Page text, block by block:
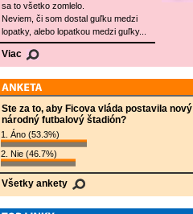
sa to všetko zomlelo.
Neviem, či som dostal guľku medzi
lopatky, alebo lopatkou medzi guľky...
Viac
Ste za to, aby Ficova vláda postavila nový
národný futbalový štadión?
1. Áno (53.3%)
2. Nie (46.7%)
Všetky ankety